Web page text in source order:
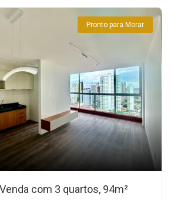
Pronto para Morar
com 3 quartos, 94m²